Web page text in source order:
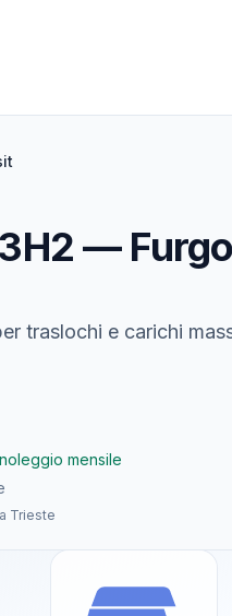
—
traslochi e carichi
mensile
Trieste